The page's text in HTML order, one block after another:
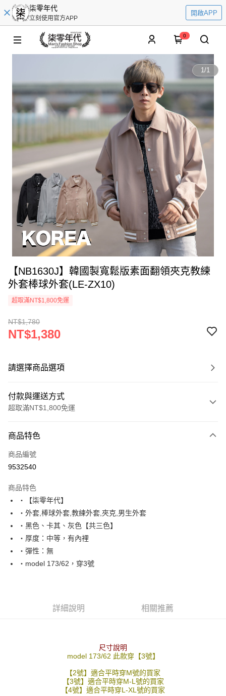
柒零年代
立刻使用官方APP
開啟APP
0
1/1
【NB1630J】韓國製寬鬆版素面翻領夾克教練
外套棒球外套(LE-ZX10)
超取滿NT$1,800免運
NT$1,780
NT$1,380
請選擇商品選項
付款與運送方式
超取滿NT$1,800免運
信用卡一次付款
超商取貨付款
Apple Pay
街口支付
悠遊付
Google Pay
AFTEE先享後付是「在收到商品之後才付款」的支付方式。 讓您購物簡單
【「AFTEE先享後付」結帳流程】
１．於結帳方式選擇「AFTEE先享後付」後，將跳轉至「AFTEE先享後付」
結帳頁面，進行簡訊認證並確認金額後，即可完成結帳。
２．訂單成立數日內，您將收到繳費通知簡訊。
每筆NT$80，滿NT$1,800(含以上)免運費
每筆NT$80，滿NT$1,800(含以上)免運費
商品特色
商品編號
9532540
商品特色
‧【柒零年代】
‧外套,棒球外套,教練外套,夾克,男生外套
‧黑色、卡其、灰色【共三色】
‧厚度：中等，有內裡
‧彈性：無
‧model 173/62，穿3號
詳細說明 相關推薦
尺寸說明
model 173/62 此款穿【3號】
【2號】適合平時穿M號的買家
【3號】適合平時穿M-L號的買家
【4號】適合平時穿L-XL號的買家